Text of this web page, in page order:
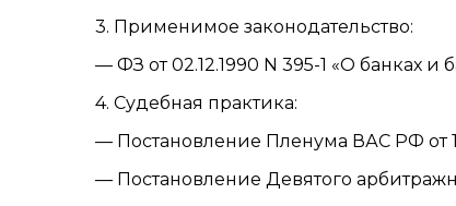
3. Применимое законодательство:
— ФЗ от 02.12.1990 N 395-1 «О банках и
4. Судебная практика:
— Постановление Пленума ВАС РФ от
— Постановление Девятого